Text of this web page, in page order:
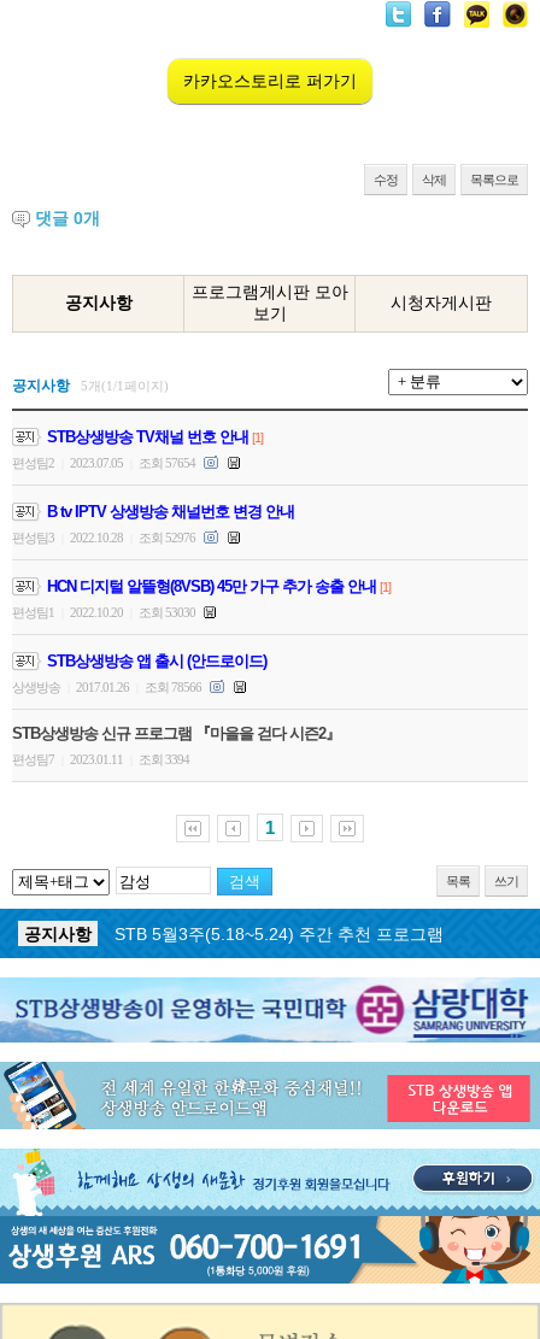
카카오스토리로 퍼가기
수정 삭제 목록으로
댓글 0개
공지사항
프로그램게시판 모아
보기
시청자게시판
공지사항 5개(1/1페이지)
STB상생방송 TV채널 번호 안내 [1]
편성팀2
2023.07.05 조회 57654
B tv IPTV 상생방송 채널번호 변경 안내
편성팀3 2022.10.28 조회 52976
HCN 디지털 알뜰형(8VSB) 45만 가구 추가 송출 안내 [1]
편성팀1
2022.10.20 조회 53030
STB상생방송 앱 출시 (안드로이드)
상생방송 2017.01.26 조회 78566
STB상생방송 신규 프로그램 『마을을 걷다 시즌2』
편성팀7 2023.01.11 조회 3394
1
목록 쓰기
공지사항 ON AIR 서비스 장애 복구 안내
공지사항
STB 5월4주(5.25~5.31) 주간 추천 프로그램
공지사항
STB 5월3주(5.18~5.24) 주간 추천 프로그램
공지사항
STB 4월마지막주(4.27~5.3) 주간 추천 프로그램
STB 4월4주(4.20~4.26) 주간 추천 프로그램
공지사항
STB 4월2주(4.6~4.12) 주간 추천 프로그램
공지사항
STB 4월1주(3.30~4.5) 주간 추천 프로그램
공지사항
STB 3월4주(3.23~3.29) 주간 추천 프로그램